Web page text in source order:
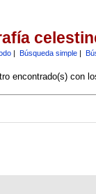
| Búsqueda simple|
encontrado(s) con